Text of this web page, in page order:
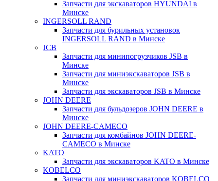
Запчасти для экскаваторов HYUNDAI в
Минске
INGERSOLL RAND
Запчасти для бурильных установок
INGERSOLL RAND в Минске
JCB
Запчасти для минипогрузчиков JSB в
Минске
Запчасти для миниэкскаваторов JSB в
Минске
Запчасти для экскаваторов JSB в Минске
JOHN DEERE
Запчасти для бульдозеров JOHN DEERE в
Минске
JOHN DEERE-CAMECO
Запчасти для комбайнов JOHN DEERE-
CAMECO в Минске
KATO
Запчасти для экскаваторов KATO в Минске
KOBELCO
Запчасти для миниэкскаваторов KOBELCO